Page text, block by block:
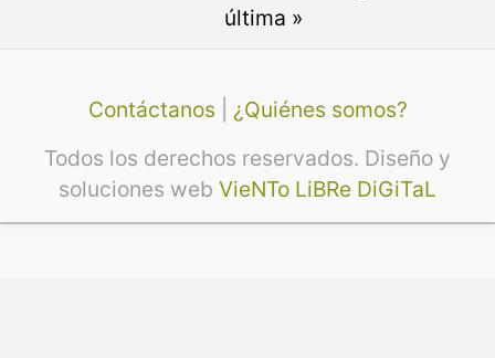
última »
Contáctanos
¿Quiénes somos?
Todos los derechos reservados. Diseño y
soluciones web VieNTo LiBRe DiGiTaL